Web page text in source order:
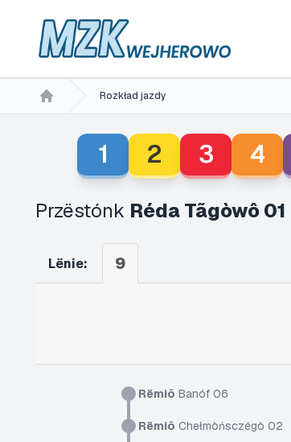
Rozkład jazdy
1 2 3 4
Przëstónk Réda Tãgòwô
Lënie: 9
Rëmiô Banóf 06
Rëmiô Chełmòńsczégò 02